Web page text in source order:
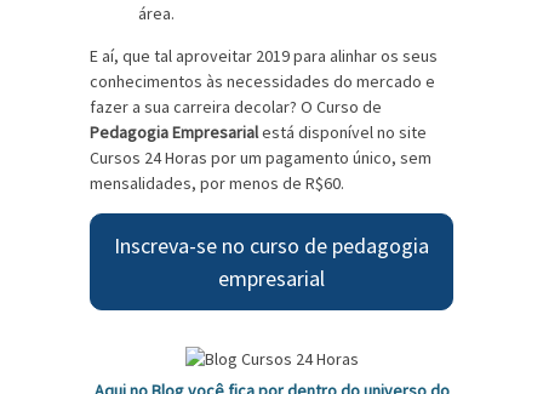
área.
E aí, que tal aproveitar 2019 para alinhar os seus
conhecimentos às necessidades do mercado e
fazer a sua carreira decolar? O Curso de
Pedagogia Empresarialestá disponível no site
Cursos 24 Horas por um pagamento único, sem
mensalidades, por menos de R$60.
Inscreva-se no curso de pedagogia
empresarial